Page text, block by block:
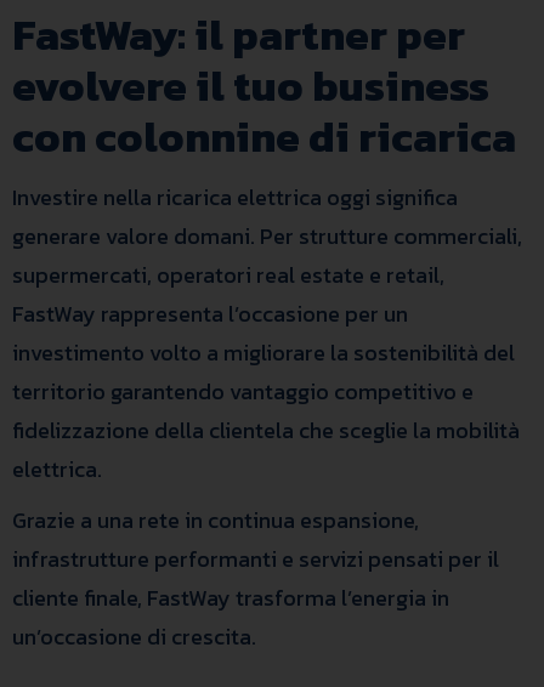
FastWay: il partner per
evolvere il tuo business
con colonnine di ricarica
Investire nella ricarica elettrica oggi significa
generare valore domani. Per strutture commerciali,
supermercati, operatori real estate e retail,
FastWay rappresenta l’occasione per un
investimento volto a migliorare la sostenibilità del
territorio garantendo vantaggio competitivo e
fidelizzazione della clientela che sceglie la mobilità
elettrica.
Grazie a una rete in continua espansione,
infrastrutture performanti e servizi pensati per il
cliente finale, FastWay trasforma l’energia in
un’occasione di crescita.